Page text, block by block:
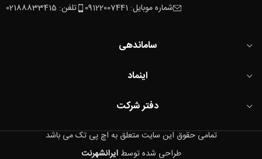
تلفن: 02188833415
شماره موبایل: 09122007441
ساماندهی
اینماد
دفتر شرکت
تمامی حقوق این سایت متعلق به اچ پی تک می باشد
طراحی شده توسطایرانشهرنت